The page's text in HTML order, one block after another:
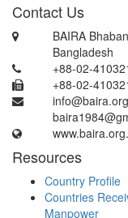
Contact Us
BAIRA
Bangladesh
+88-02-
+88-02-
Resources
Country Profile
Countries
Manpower